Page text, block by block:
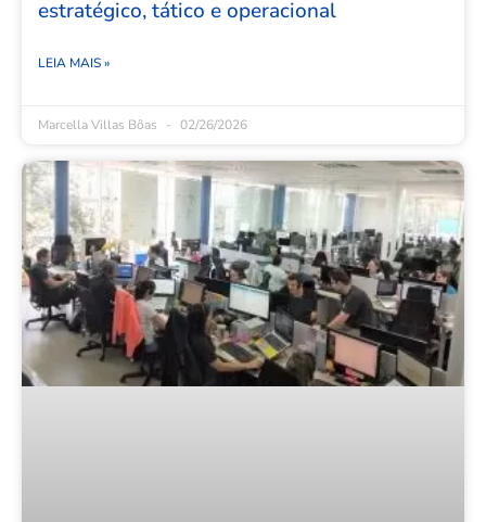
estratégico, tático e operacional
LEIA MAIS »
Marcella Villas Bôas 02/26/2026